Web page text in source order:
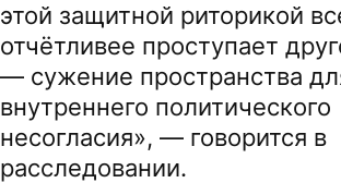
этой защитной риторикой
отчётливее проступает
— сужение пространства
внутреннего политического
несогласия», — говорится в
расследовании.